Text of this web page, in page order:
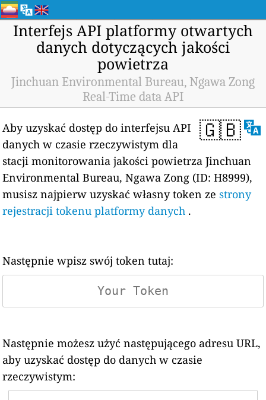
Interfejs API platformy otwartych
danych dotyczących jakości
powietrza
Jinchuan Environmental Bureau, Ngawa Zong
Real-Time data API
🇬🇧
Aby uzyskać dostęp do interfejsu API
danych w czasie rzeczywistym dla
stacji monitorowania jakości powietrza Jinchuan
Environmental Bureau, Ngawa Zong (ID: H8999),
musisz najpierw uzyskać własny token zestrony
rejestracji tokenu platformy danych .
Następnie wpisz swój token tutaj:
Następnie możesz użyć następującego adresu URL,
aby uzyskać dostęp do danych w czasie
rzeczywistym: